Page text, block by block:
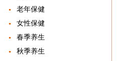
老年保健
女性保健
春季养生
秋季养生